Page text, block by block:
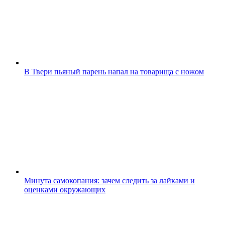
В Твери пьяный парень напал на товарища с ножом
Минута самокопания: зачем следить за лайками и
оценками окружающих